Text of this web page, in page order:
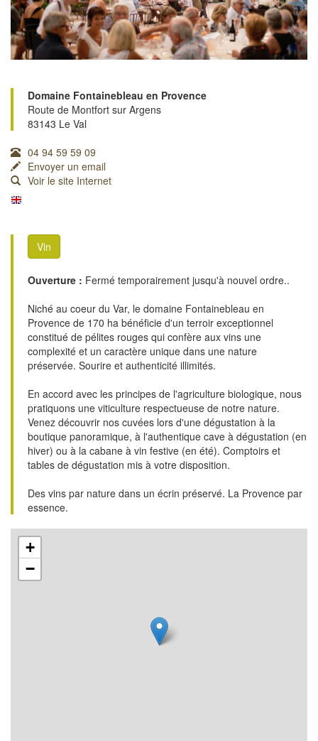
Domaine Fontainebleau en Provence
Route de Montfort sur Argens
83143 Le Val
04 94 59 59 09
Envoyer un email
Voir le site Internet
Vin
Ouverture : Fermé temporairement jusqu'à nouvel ordre..
Niché au coeur du Var, le domaine Fontainebleau en
Provence de 170 ha bénéficie d'un terroir exceptionnel
constitué de pélites rouges qui confère aux vins une
complexité et un caractère unique dans une nature
préservée. Sourire et authenticité illimités.
En accord avec les principes de l'agriculture biologique, nous
pratiquons une viticulture respectueuse de notre nature.
Venez découvrir nos cuvées lors d'une dégustation à la
boutique panoramique, à l'authentique cave à dégustation (en
hiver) ou à la cabane à vin festive (en été). Comptoirs et
tables de dégustation mis à votre disposition.
Des vins par nature dans un écrin préservé. La Provence par
essence.
+
−